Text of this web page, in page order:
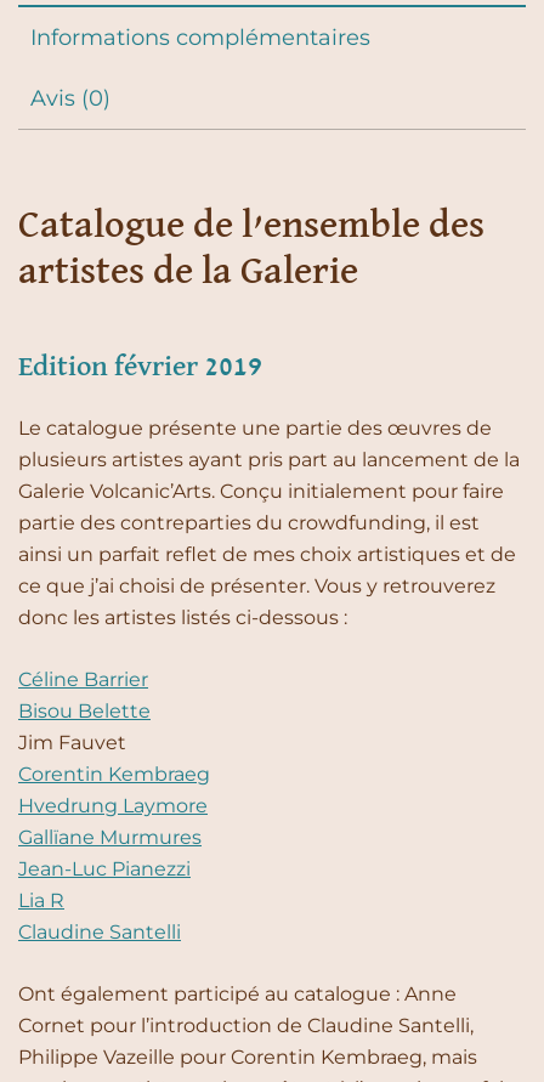
Informations complémentaires
Avis (0)
Catalogue de l’ensemble des
artistes de la Galerie
Edition février 2019
Le catalogue présente une partie des œuvres de
plusieurs artistes ayant pris part au lancement de la
Galerie Volcanic’Arts. Conçu initialement pour faire
partie des contreparties du crowdfunding, il est
ainsi un parfait reflet de mes choix artistiques et de
ce que j’ai choisi de présenter. Vous y retrouverez
donc les artistes listés ci-dessous :
Céline Barrier
Bisou Belette
Jim Fauvet
Corentin Kembraeg
Hvedrung Laymore
Gallïane Murmures
Jean-Luc Pianezzi
Lia R
Claudine Santelli
Ont également participé au catalogue : Anne
Cornet pour l’introduction de Claudine Santelli,
Philippe Vazeille pour Corentin Kembraeg, mais